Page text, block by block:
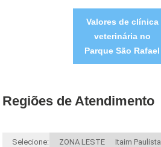
Valores de clínica
veterinária no
Parque São Rafael
Regiões de Atendimento
Selecione: ZONA LESTE Itaim Paulista